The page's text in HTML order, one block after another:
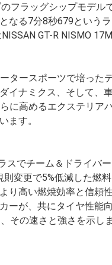
フラッグシップモデル
なる7分8秒679という
GT-R NISMO
タースポーツで培っ
イナミクス、そして、
に高めるエクステリア
ます。
スでチーム＆ドライバ
則変更で5%低減した燃
り高い燃焼効率と信頼
ーが、共にタイヤ性能
その速さと強さを示し